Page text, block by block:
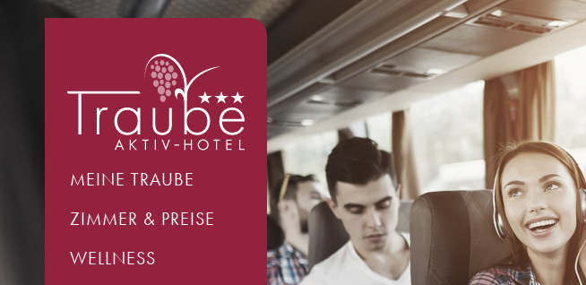
MEINE TRAUBE
ZIMMER & PREISE
WELLNESS